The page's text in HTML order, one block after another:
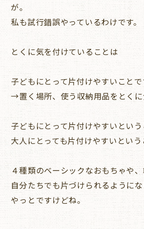
が。
私も試行錯誤やっているわけです。
とくに気を付けていることは
子どもにとって片付けやすいことで
→置く場所、使う収納用品をとくに
子どもにとって片付けやすいという
大人にとっても片付けやすいという
４種類のベーシックなおもちゃや、
自分たちでも片づけられるようにな
やっとですけどね。